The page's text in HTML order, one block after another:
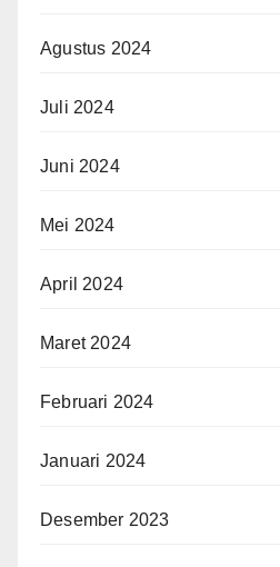
Agustus 2024
Juli 2024
Juni 2024
Mei 2024
April 2024
Maret 2024
Februari 2024
Januari 2024
Desember 2023